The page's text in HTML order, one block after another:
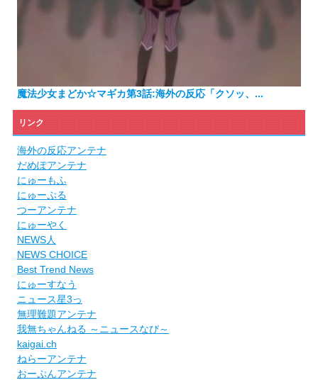
魔法少女まどか☆マギカ第3話:海外の反応「クソッ、...
リンク
海外の反応アンテナ
だめぽアンテナ
にゅーもふ
にゅーぷる
つーアンテナ
にゅーやく
NEWS人
NEWS CHOICE
Best Trend News
にゅーすなう
ニュース星3っ
無理難題アンテナ
我無ちゃんねる ～ニュースなび～
kaigai.ch
ねらーアンテナ
おーぷんアンテナ